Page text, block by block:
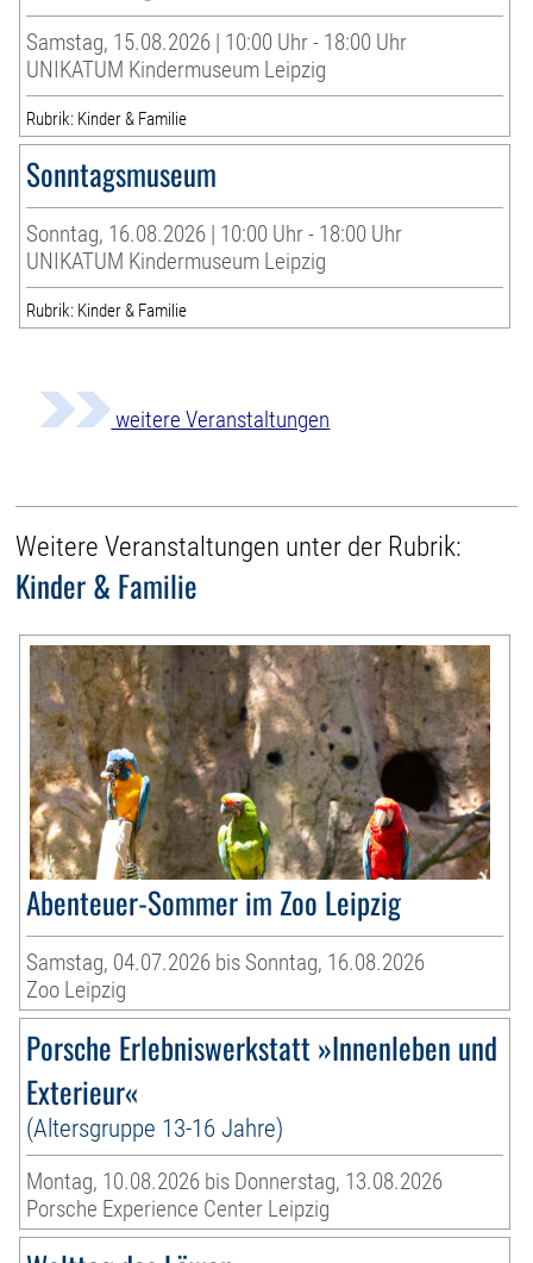
Samstag, 15.08.2026 | 10:00 Uhr - 18:00 Uhr
UNIKATUM Kindermuseum Leipzig
Rubrik: Kinder & Familie
Sonntagsmuseum
Sonntag, 16.08.2026 | 10:00 Uhr - 18:00 Uhr
UNIKATUM Kindermuseum Leipzig
Rubrik: Kinder & Familie
weitere Veranstaltungen
Weitere Veranstaltungen unter der Rubrik:
Kinder & Familie
Abenteuer-Sommer im Zoo Leipzig
Samstag, 04.07.2026 bis Sonntag, 16.08.2026
Zoo Leipzig
Porsche Erlebniswerkstatt »Innenleben und
Exterieur«
(Altersgruppe 13-16 Jahre)
Montag, 10.08.2026 bis Donnerstag, 13.08.2026
Porsche Experience Center Leipzig